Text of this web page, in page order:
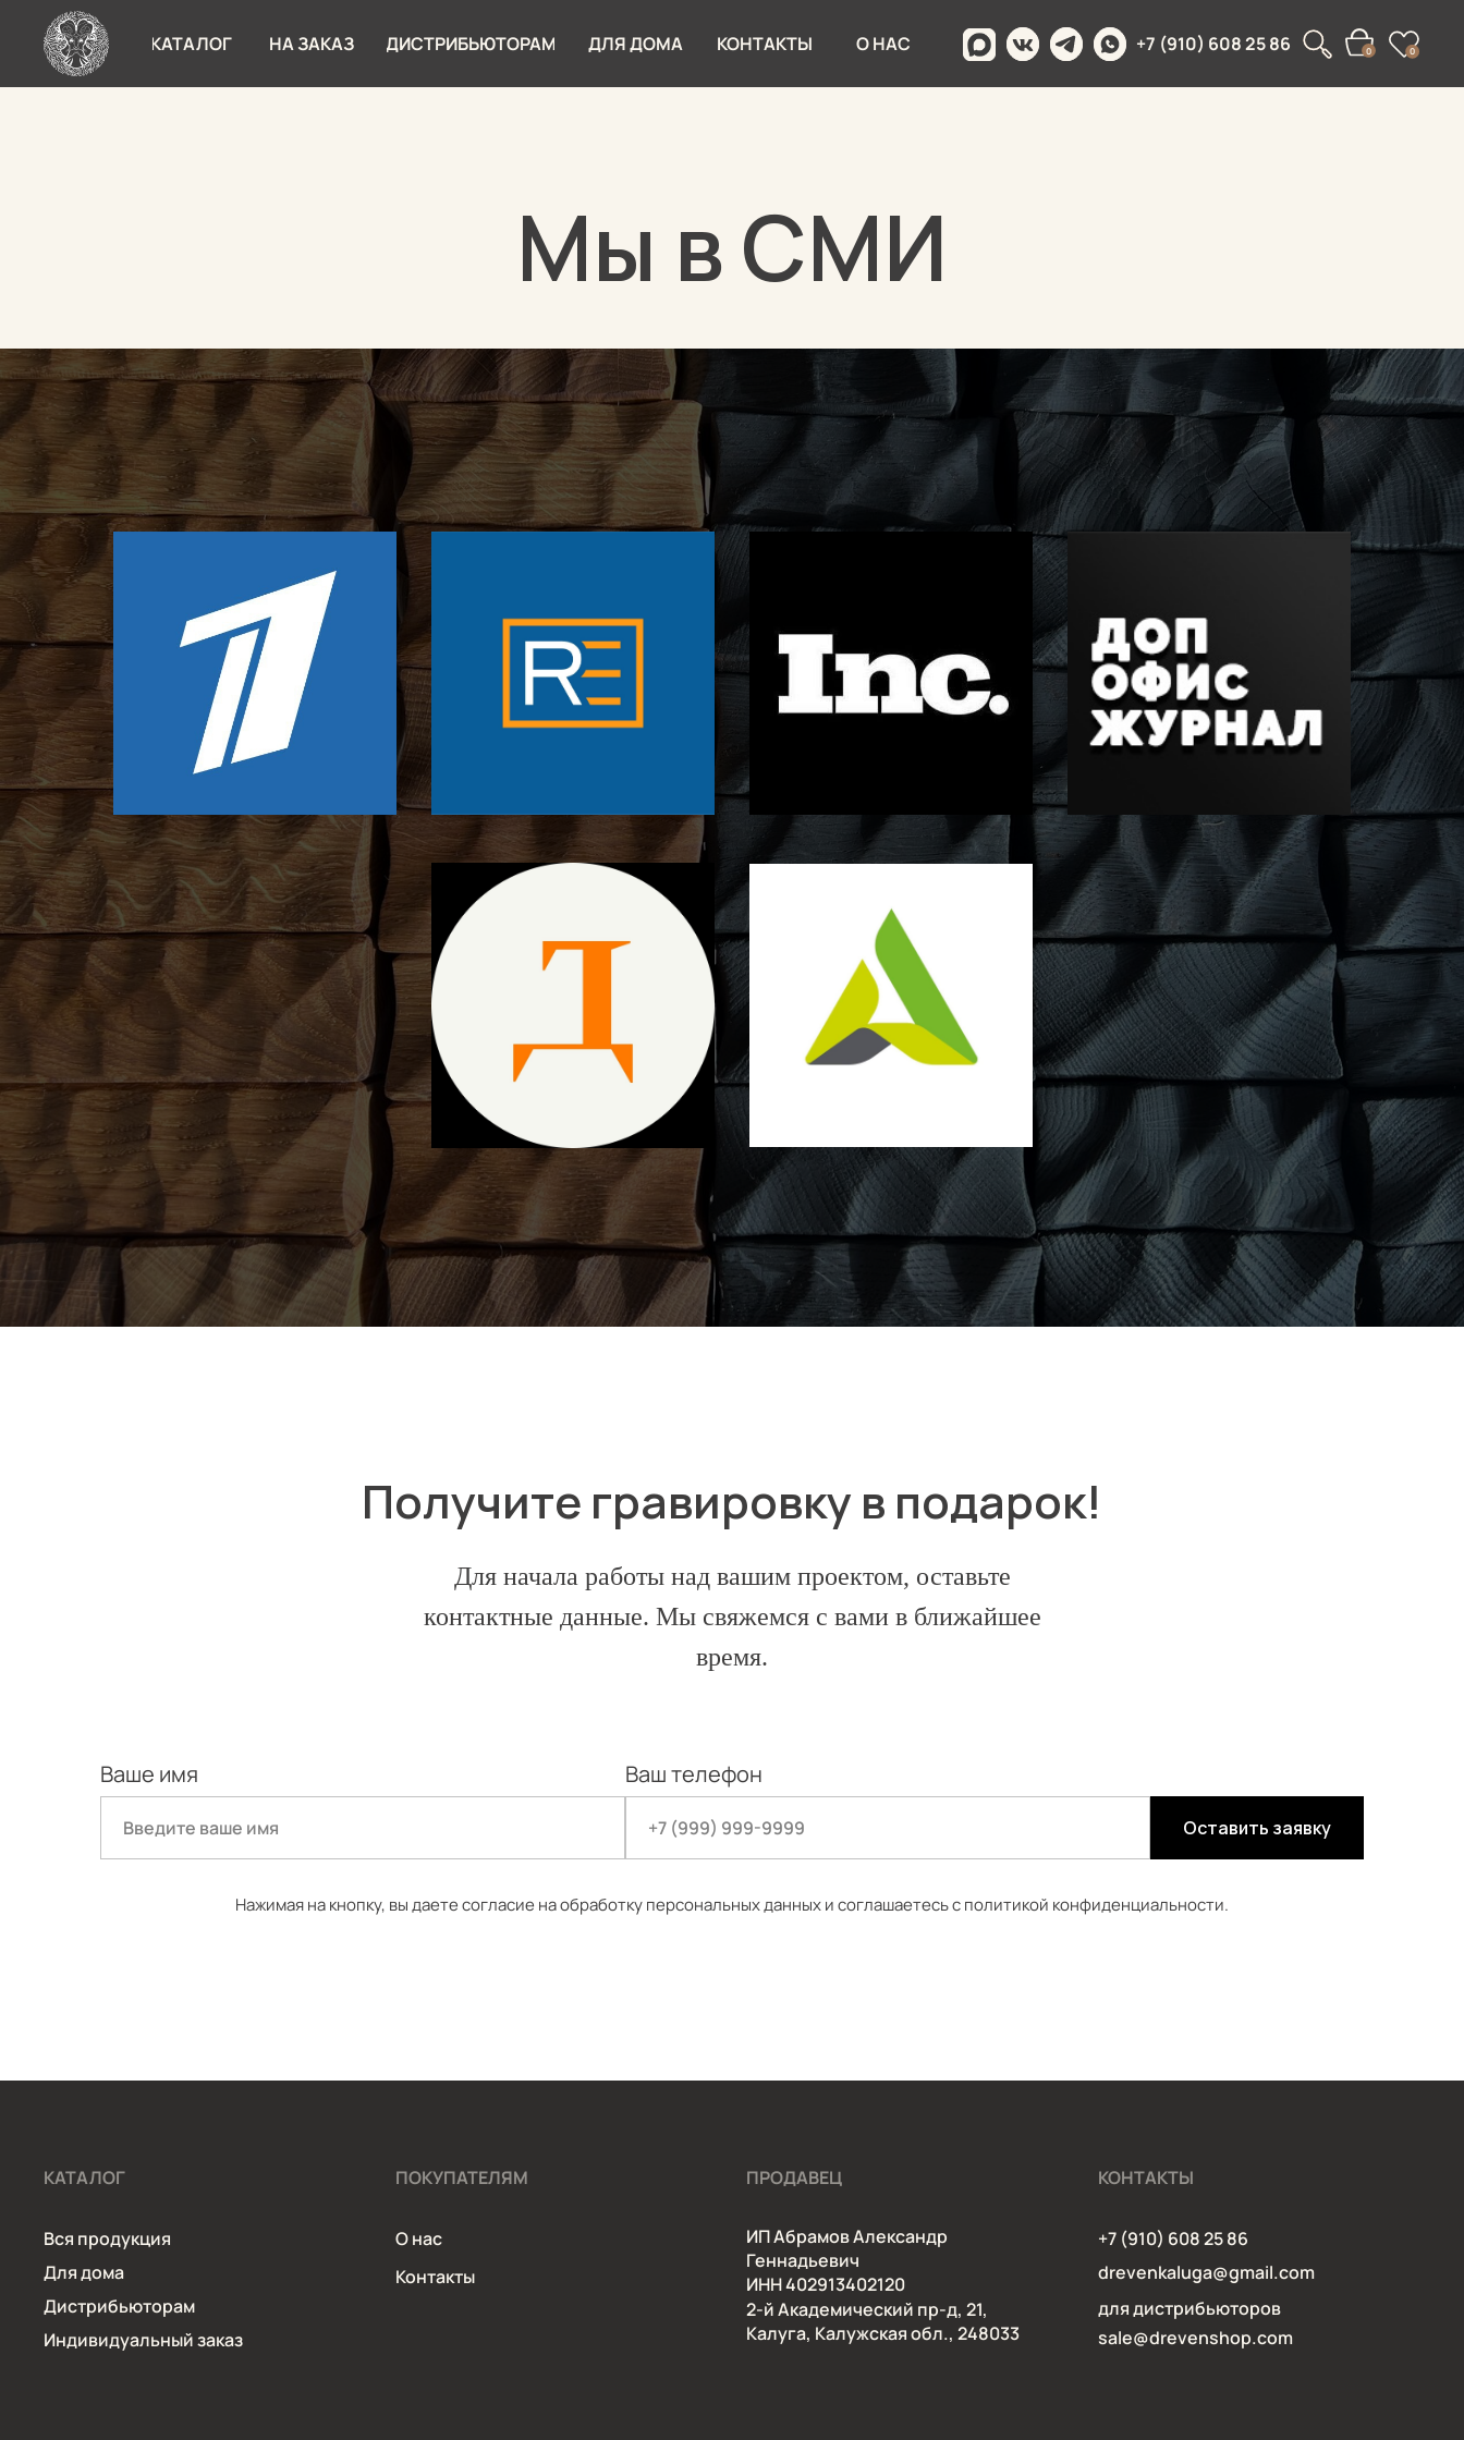
+7 (910) 608 25 86
КАТАЛОГ НА ЗАКАЗ ДИСТРИБЬЮТОРАМ ДЛЯ ДОМА КОНТАКТЫ О НАС 0
0
Мы в СМИ
Получите гравировку в подарок!
Для начала работы над вашим проектом, оставьте
контактные данные. Мы свяжемся с вами в ближайшее
время.
Ваше имя Ваш телефон
Оставить заявку
Нажимая на кнопку, вы даете согласие на обработку персональных данных и соглашаетесь cполитикой конфиденциальности.
Вся продукция О нас
Индивидуальный заказ
Дистрибьюторам
Для дома
+7 (910) 608 25 86
ПРОДАВЕЦ
ИП Абрамов Александр
Геннадьевич
ИНН 402913402120
2-й Академический пр-д, 21,
Калуга, Калужская обл., 248033
КАТАЛОГ ПОКУПАТЕЛЯМ КОНТАКТЫ
для дистрибьюторов
sale@drevenshop.com
Контакты drevenkaluga@gmail.com